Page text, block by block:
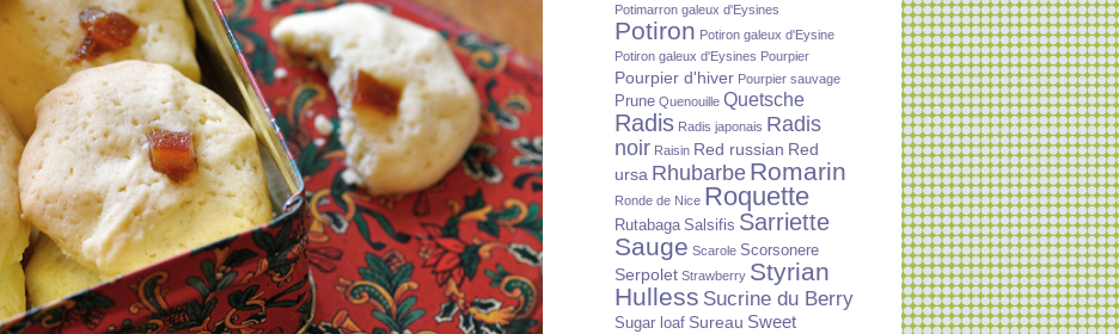
Potimarron galeux d'Eysines
Potiron Potiron galeux d'Eysine
Potiron galeux d'Eysines Pourpier
Pourpier d'hiver Pourpier sauvage
Prune Quenouille Quetsche
Radis Radis japonais Radis
noir Raisin Red russian Red
ursa Rhubarbe Romarin
Ronde de Nice Roquette
Rutabaga Salsifis Sarriette
Sauge Scarole Scorsonere
Serpolet Strawberry Styrian
Hulless Sucrine du Berry
Sugar loaf Sureau Sweet